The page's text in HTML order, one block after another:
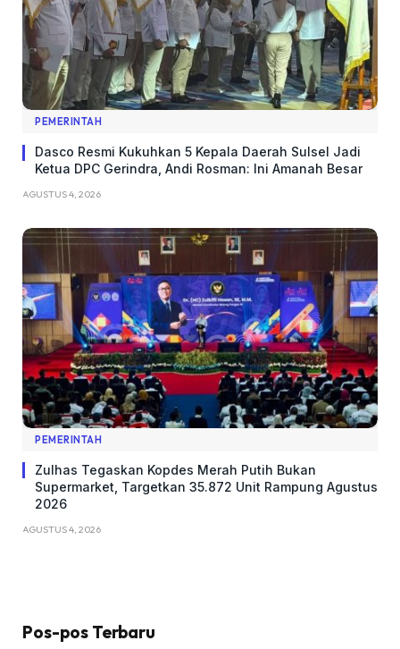
PEMERINTAH
Dasco Resmi Kukuhkan 5 Kepala Daerah Sulsel Jadi
Ketua DPC Gerindra, Andi Rosman: Ini Amanah Besar
AGUSTUS 4, 2026
PEMERINTAH
Zulhas Tegaskan Kopdes Merah Putih Bukan
Supermarket, Targetkan 35.872 Unit Rampung Agustus
2026
AGUSTUS 4, 2026
Pos-pos Terbaru